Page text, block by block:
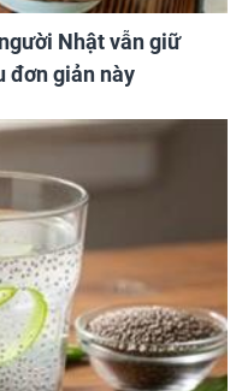
Nhật vẫn giữ
đơn giản này